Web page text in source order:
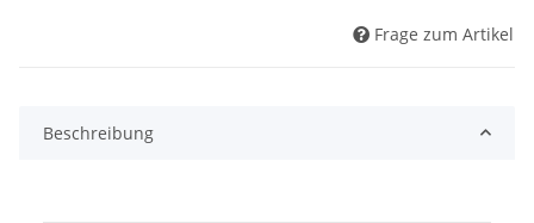
Frage zum Artikel
Beschreibung